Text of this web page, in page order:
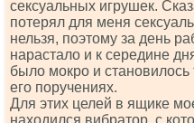
сексуальных игрушек.
потерял для меня
нельзя, поэтому за день
нарастало и к середине
было мокро и становилось
его поручениях.
Для этих целей в ящике
находился вибратор, с